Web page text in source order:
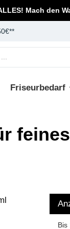
Mach den
Friseurbedarf
Bis